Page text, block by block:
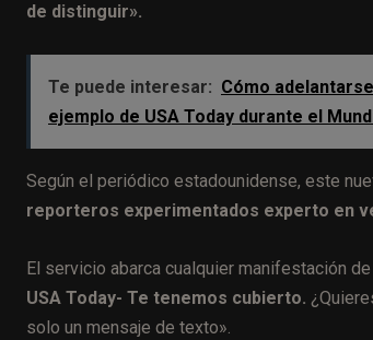
de distinguir».
Te puede interesar: Cómo
ejemplo de USA Today durante el
Según el periódico estadounidense, este
reporteros experimentados experto en
El servicio abarca cualquier manifestación
USA Today- Te tenemos cubierto.
solo un mensaje de texto».